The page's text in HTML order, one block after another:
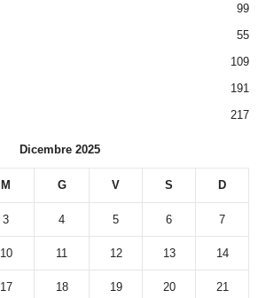
99
55
109
191
217
Dicembre 2025
M G V S D
3 4 5 6 7
10 11 12 13 14
17 18 19 20 21